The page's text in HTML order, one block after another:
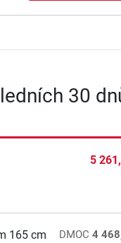
30
5 261,
165 cm DMOC 4